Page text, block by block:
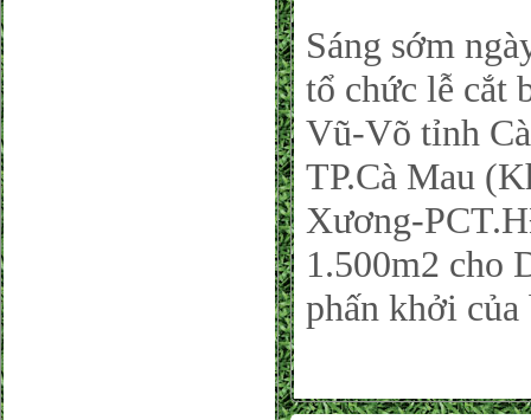
Sáng sớm
tổ chức lễ cắt
Vũ-Võ tỉnh
TP.Cà Mau
Xương-
1.500m2 cho
phấn khởi